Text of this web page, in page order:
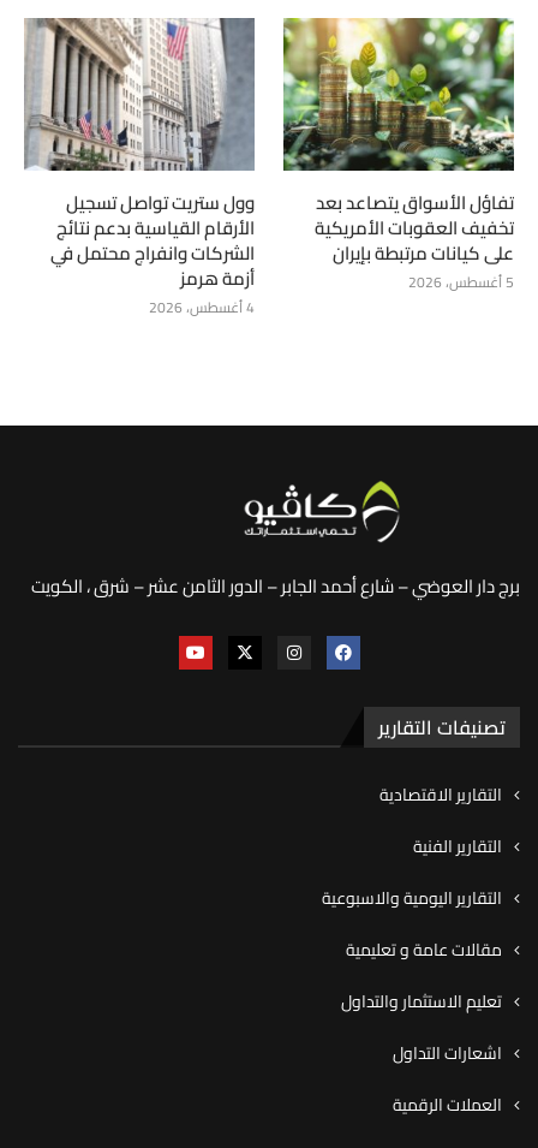
تفاؤل الأسواق يتصاعد بعد
تخفيف العقوبات الأمريكية
على كيانات مرتبطة بإيران
5 أغسطس، 2026
وول ستريت تواصل تسجيل
الأرقام القياسية بدعم نتائج
الشركات وانفراج محتمل في
أزمة هرمز
4 أغسطس، 2026
برج دار العوضي – شارع أحمد الجابر – الدور الثامن عشر – شرق ، الكويت
تصنيفات التقارير
التقارير الاقتصادية
التقارير الفنية
التقارير اليومية والاسبوعية
مقالات عامة و تعليمية
تعليم الاستثمار والتداول
اشعارات التداول
العملات الرقمية